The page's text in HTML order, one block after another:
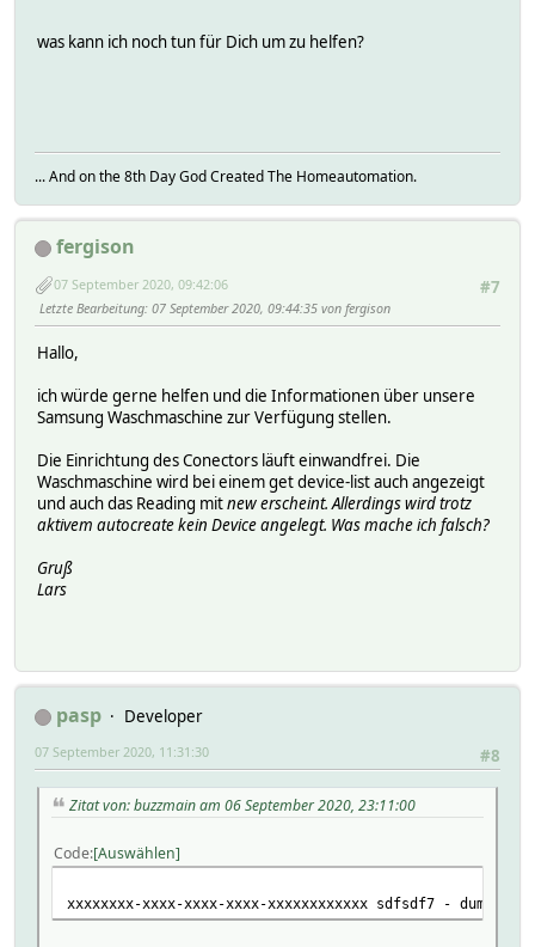
'id' =>
'version'
'version'
'id' =>
'version'
'id' =>
'id' =>
'id' =>
'version'
'version'
'id' =>
was kann ich noch tun für Dich um zu helfen?
... And on the 8th Day God Created The Homeautomation.
fergison
#7
07 September 2020, 09:42:06
Letzte Bearbeitung: 07 September 2020, 09:44:35 von fergison
Hallo,
ich würde gerne helfen und die Informationen über unsere
Samsung Waschmaschine zur Verfügung stellen.
Die Einrichtung des Conectors läuft einwandfrei. Die
Waschmaschine wird bei einem get device-list auch angezeigt
und auch das Reading mitnewerscheint. Allerdings wird trotz
aktivem autocreate kein Device angelegt. Was mache ich falsch?
Gruß
Lars
pasp
Developer
#8
07 September 2020, 11:31:30
Zitat von: buzzmain am 06 September 2020, 23:11:00
Code Auswählen
xxxxxxxx-xxxx-xxxx-xxxx-xxxxxxxxxxxx sdfsdf7 -